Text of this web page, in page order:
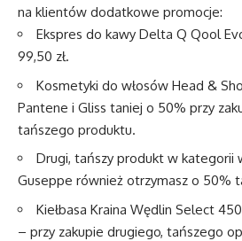
na klientów dodatkowe promocje:
Ekspres do kawy Delta Q Qool
99,50 zł.
Kosmetyki do włosów Head &
Pantene i Gliss taniej o 50% przy
tańszego produktu.
Drugi, tańszy produkt w kategorii
Guseppe również otrzymasz o 50%
Kiełbasa Kraina Wędlin Select
– przy zakupie drugiego, tańszego